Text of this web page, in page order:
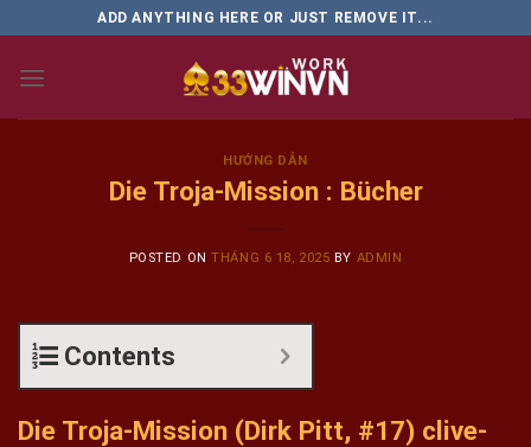
to
content
ADD ANYTHING HERE OR JUST REMOVE IT...
HƯỚNG DẪN
Die Troja-Mission : Bücher
POSTED ONTHÁNG 6 18, 2025 BY ADMIN
Contents
Die Troja-Mission (Dirk Pitt, #17) clive-